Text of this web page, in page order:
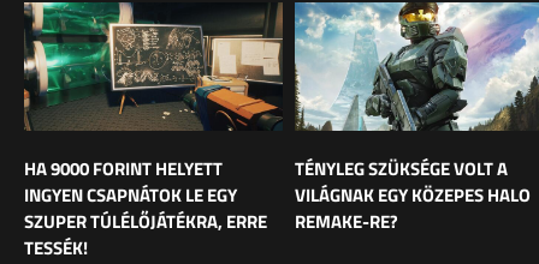
HA 9000 FORINT HELYETT
INGYEN CSAPNÁTOK LE EGY
SZUPER TÚLÉLŐJÁTÉKRA, ERRE
TESSÉK!
TÉNYLEG SZÜKSÉGE VOLT A
VILÁGNAK EGY KÖZEPES HALO
REMAKE-RE?